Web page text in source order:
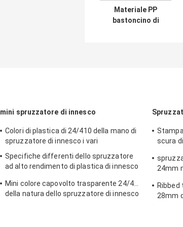
Materiale PP
bastoncino di
mini spruzzatore di innesco
Colori di plastica di 24/410 della mano di
spruzzatore di innesco i vari
Specifiche differenti dello spruzzatore
ad alto rendimento di plastica di innesco
Mini colore capovolto trasparente 24/410
della natura dello spruzzatore di innesco
scura
24mm
28mm